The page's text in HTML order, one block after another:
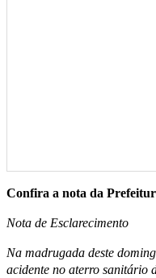
Confira a nota da
Nota de Esclarecimento
Na madrugada deste
acidente no aterro sanitário